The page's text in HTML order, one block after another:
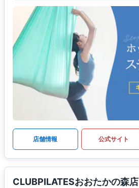
店舗情報 公式サイト
CLUBPILATESおおたかの森店